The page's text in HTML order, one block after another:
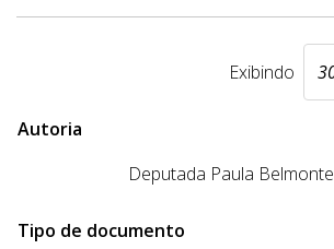
Exibindo
Autoria
Deputada Paula Belmonte
Tipo de documento